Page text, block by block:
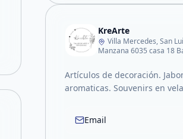
KreArte
Villa Mercedes, San
Manzana 6035 casa 18
Artículos de decoración.
aromaticas. Souvenirs en
Email